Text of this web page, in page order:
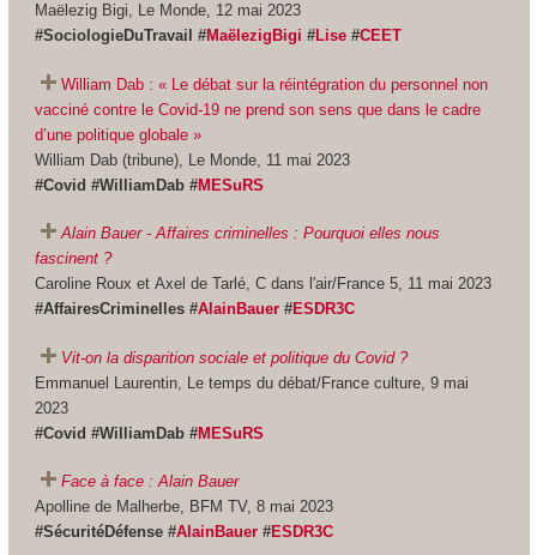
Maëlezig Bigi, Le Monde, 12 mai 2023
#SociologieDuTravail #MaëlezigBigi #Lise #CEET
William Dab : « Le débat sur la réintégration du personnel non
vacciné contre le Covid-19 ne prend son sens que dans le cadre
d’une politique globale »
William Dab (tribune), Le Monde, 11 mai 2023
#Covid #WilliamDab #MESuRS
Alain Bauer - Affaires criminelles : Pourquoi elles nous
fascinent ?
Caroline Roux et Axel de Tarlé, C dans l'air/France 5, 11 mai 2023
#AffairesCriminelles #AlainBauer#ESDR3C
Vit-on la disparition sociale et politique du Covid ?
Emmanuel Laurentin, Le temps du débat/France culture, 9 mai
2023
#Covid #WilliamDab #MESuRS
Face à face : Alain Bauer
Apolline de Malherbe, BFM TV, 8 mai 2023
#SécuritéDéfense #AlainBauer#ESDR3C